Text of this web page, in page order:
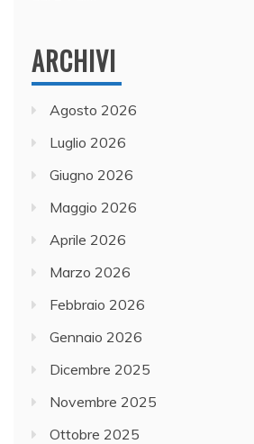
ARCHIVI
Agosto 2026
Luglio 2026
Giugno 2026
Maggio 2026
Aprile 2026
Marzo 2026
Febbraio 2026
Gennaio 2026
Dicembre 2025
Novembre 2025
Ottobre 2025